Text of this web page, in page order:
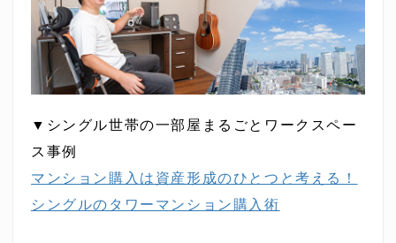
▼シングル世帯の一部屋まるごとワークスペー
ス事例
マンション購入は資産形成のひとつと考える！
シングルのタワーマンション購入術